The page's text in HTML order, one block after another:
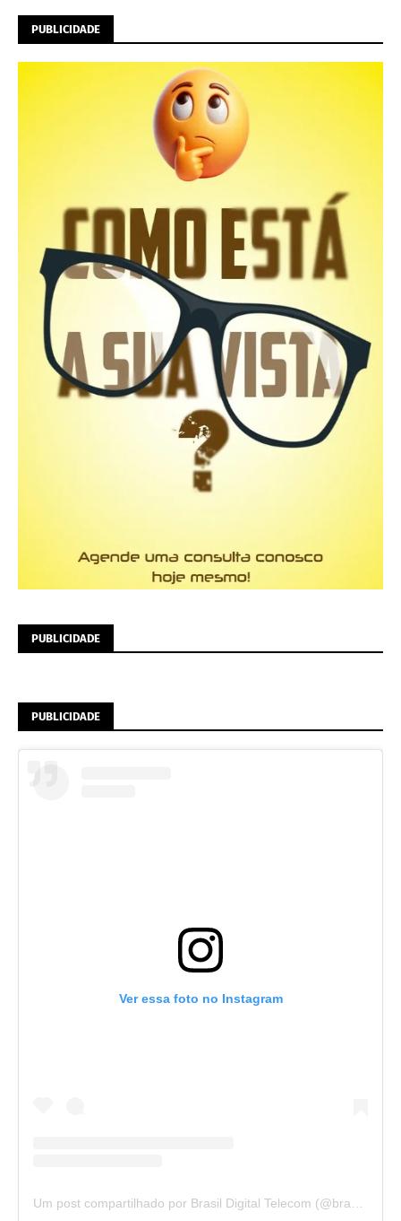
PUBLICIDADE
PUBLICIDADE
PUBLICIDADE
Ver essa foto no Instagram
Um post compartilhado por Brasil Digital Telecom (@brasildigitaltelecom)